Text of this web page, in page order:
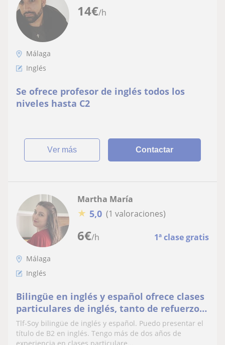
14€/h
Málaga
Inglés
Se ofrece profesor de inglés todos los
niveles hasta C2
ver más Contactar
6€/h 1ª clase gratis
Martha María
★ 5,0 (1 valoraciones)
Málaga
Inglés
Bilingüe en inglés y español ofrece clases
particulares de inglés, tanto de refuerzo
como de conversación
Tlf-Soy bilingüe de inglés y español. Puedo presentar el
título de B2 en inglés. Tengo más de dos años de
experiencia en clases particulare...